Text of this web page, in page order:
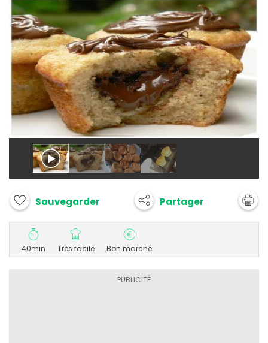
Sauvegarder Partager
40min Très facile Bon marché